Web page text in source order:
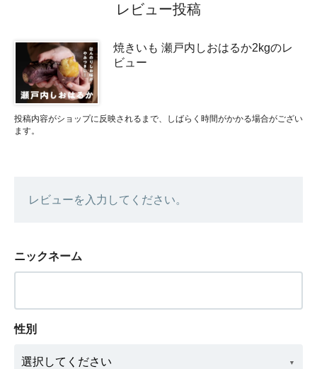
レビュー投稿
焼きいも 瀬戸内しおはるか2kgのレ
ビュー
投稿内容がショップに反映されるまで、しばらく時間がかかる場合がござい
ます。
レビューを入力してください。
ニックネーム
性別